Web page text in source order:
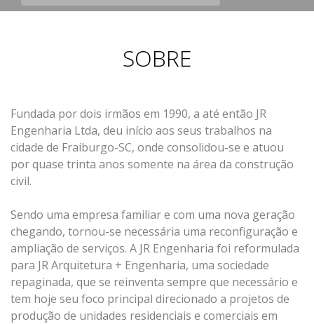
SOBRE
Fundada por dois irmãos em 1990, a até então JR
Engenharia Ltda, deu início aos seus trabalhos na
cidade de Fraiburgo-SC, onde consolidou-se e atuou
por quase trinta anos somente na área da construção
civil.
Sendo uma empresa familiar e com uma nova geração
chegando, tornou-se necessária uma reconfiguração e
ampliação de serviços. A JR Engenharia foi reformulada
para JR Arquitetura + Engenharia, uma sociedade
repaginada, que se reinventa sempre que necessário e
tem hoje seu foco principal direcionado a projetos de
produção de unidades residenciais e comerciais em